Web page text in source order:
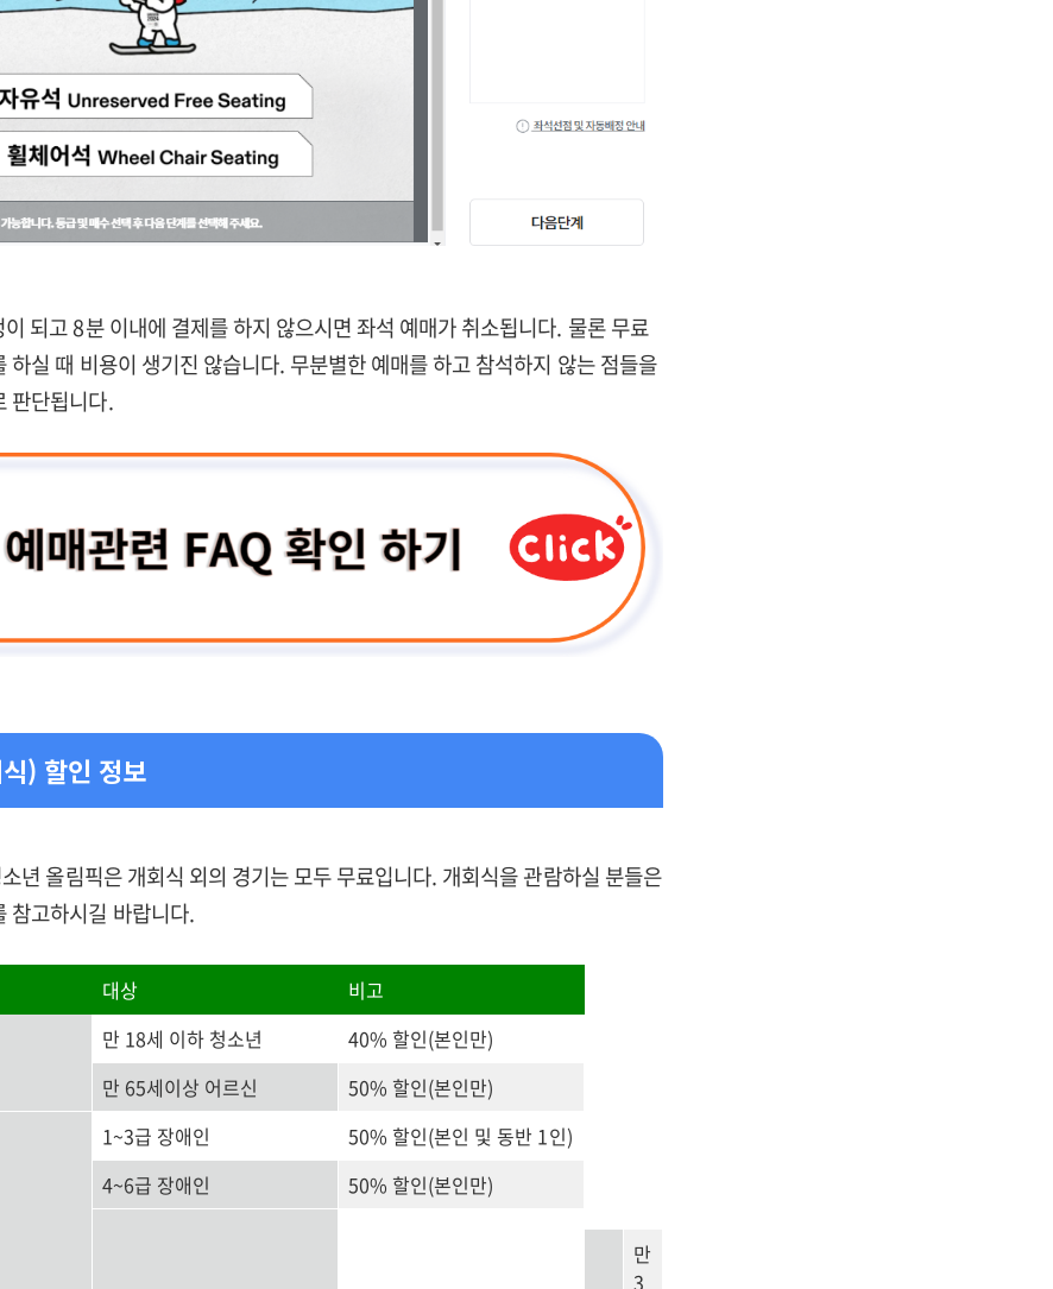
되고 8분 이내에 결제를 하지 않으시면 좌석 예매가 취소됩니다. 물론 무료
하실 때 비용이 생기진 않습니다. 무분별한 예매를 하고 참석하지 않는 점들을
판단됩니다.
) 할인 정보
년 올림픽은 개회식 외의 경기는 모두 무료입니다. 개회식을 관람하실 분들은
참고하시길 바랍니다.
대상 비고
만 18세 이하 청소년
40% 할인(본인만)
만 65세이상 어르신
50% 할인(본인만)
1~3급 장애인
50% 할인(본인 및 동반 1인)
4~6급 장애인
50% 할인(본인만)
만
3